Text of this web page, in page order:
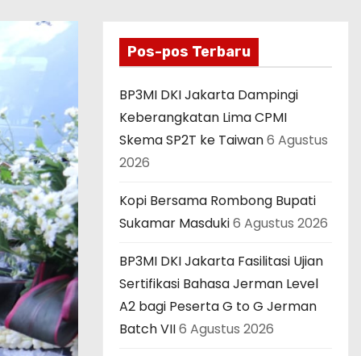
Pos-pos Terbaru
BP3MI DKI Jakarta Dampingi
Keberangkatan Lima CPMI
Skema SP2T ke Taiwan6 Agustus
2026
Kopi Bersama Rombong Bupati
Sukamar Masduki6 Agustus 2026
BP3MI DKI Jakarta Fasilitasi Ujian
Sertifikasi Bahasa Jerman Level
A2 bagi Peserta G to G Jerman
Batch VII6 Agustus 2026